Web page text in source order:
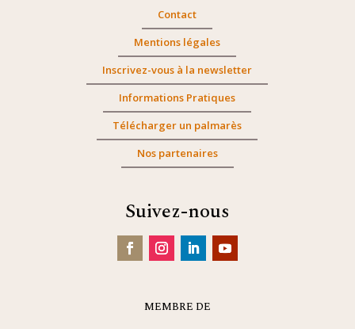
Contact
Mentions légales
Inscrivez-vous à la newsletter
Informations Pratiques
Télécharger un palmarès
Nos partenaires
Suivez-nous
MEMBRE DE